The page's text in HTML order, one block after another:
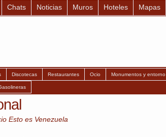
Chats Noticias Muros Hoteles Mapas
Discotecas Restaurantes Ocio Monumentos y entorno
Esto es Venezuela